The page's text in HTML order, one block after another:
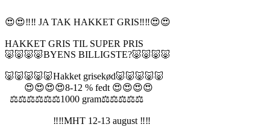
😍😍‼️‼️ JA TAK HAKKET GRIS‼️‼️😍😍
HAKKET GRIS TIL SUPER PRIS
🐷🐷🐷🐷BYENS BILLIGSTE?🐷🐷🐷🐷
🐷🐷🐷🐷🐷Hakket grisekød🐷🐷🐷🐷🐷
😍😍😍😍8-12 % fedt 😍😍😍😍
⚖️⚖️⚖️⚖️⚖️⚖️1000 gram⚖️⚖️⚖️⚖️⚖️
‼️‼️MHT 12-13 august ‼️‼️